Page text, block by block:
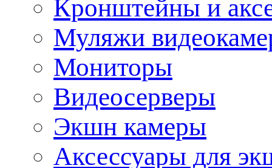
Кронштейны и
Муляжи
Мониторы
Видеосерверы
Экшн камеры
Аксессуары для